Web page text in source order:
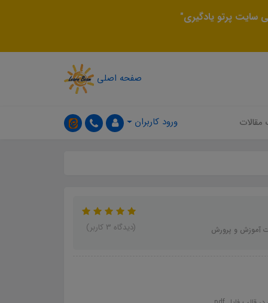
سایت پرتو یادگیری"
صفحه اصلی
مقالات ورود کاربران
آموزش و پرورش (دیدگاه 3 کاربر)